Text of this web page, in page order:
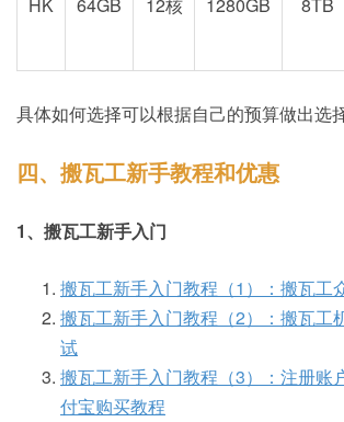
HK 64GB 12核 1280GB 8TB
具体如何选择可以根据自己的预算做出选择
四、搬瓦工新手教程和优惠
1、搬瓦工新手入门
搬瓦工新手入门教程（1）：搬瓦工
搬瓦工新手入门教程（2）：搬瓦工
试
搬瓦工新手入门教程（3）：注册账
付宝购买教程